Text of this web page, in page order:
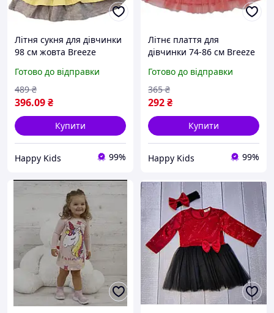
Літня сукня для дівчинки
98 см жовта Breeze
Готово до відправки
396.09₴
489 ₴
Купити
Happy Kids 99%
Літнє плаття для
дівчинки 74-86 см Breeze
Готово до відправки
292₴
365 ₴
Купити
Happy Kids 99%